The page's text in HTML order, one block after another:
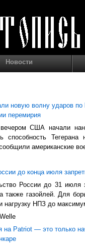
Новости
новую волну ударов по
перемирия
США начали
способность
американские
до конца июля
России до 31 июля
также газойлей. Для
нагрузку НПЗ до
на Patriot — это только